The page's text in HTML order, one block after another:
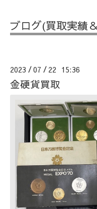
ブログ(買取実績
2023 /07 / 22 15:36
金硬貨買取